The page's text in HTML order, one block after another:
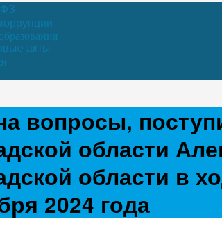
акты
вопросы,
области
области в
2024 года